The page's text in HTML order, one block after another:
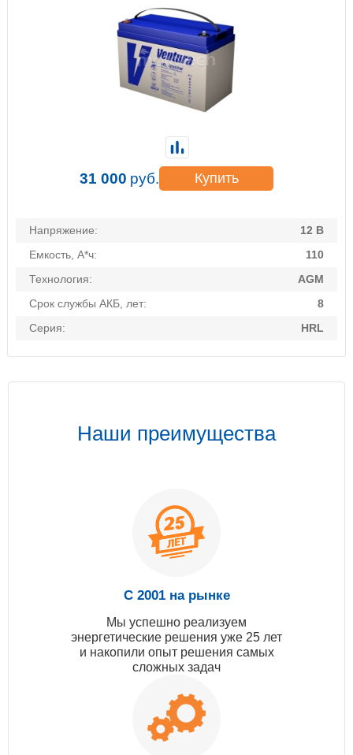
Напряжение:
12 В
Емкость, А*ч:
110
Технология:
AGM
Срок службы АКБ, лет:
8
Серия:
HRL
31 000 руб. Купить
Наши преимущества
С 2001 на рынке
Мы успешно реализуем
энергетические решения уже 25 лет
и накопили опыт решения самых
сложных задач